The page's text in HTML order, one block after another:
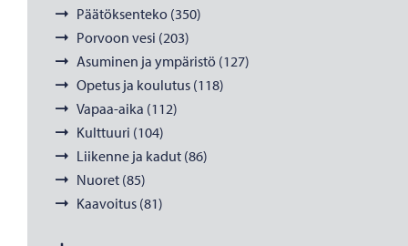
Päätöksenteko (350)
Porvoon vesi (203)
Asuminen ja ympäristö (127)
Opetus ja koulutus (118)
Vapaa-aika (112)
Kulttuuri (104)
Liikenne ja kadut (86)
Nuoret (85)
Kaavoitus (81)